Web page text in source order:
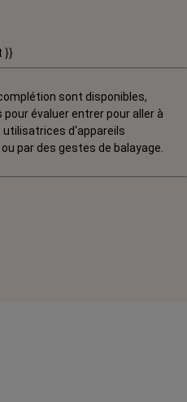
}}
sont disponibles,
évaluer entrer pour aller à
d‘appareils
par des gestes de balayage.